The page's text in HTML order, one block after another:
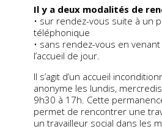
Il y a deux modalités de
• sur rendez-vous suite à un
téléphonique
• sans rendez-vous en
l’accueil de jour.
Il s’agit d’un accueil
anonyme les lundis,
9h30 à 17h. Cette
permet de rencontrer une
un travailleur social dans les